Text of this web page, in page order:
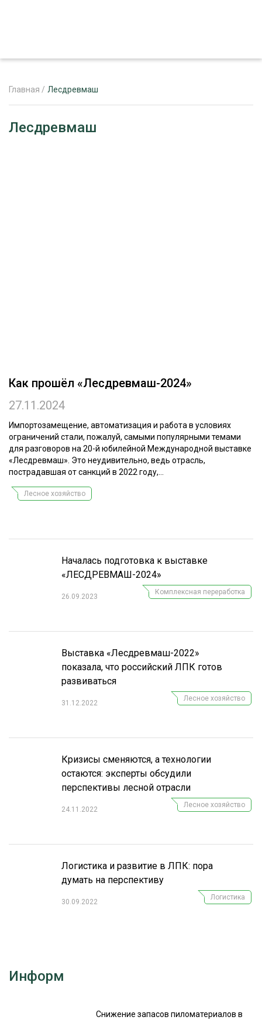
ЖУРНАЛ «ЛЕСНОЙ КОМПЛЕКС»
ПРОИЗВОДСТВО ДРЕВЕСНЫХ ПЛИТ
ЦБП
КОМПЛЕКСНАЯ ПЕРЕРАБОТКА
ЛЕСОПИЛЕНИЕ
ДЕРЕВЯННОЕ ДОМОСТРОЕНИЕ
БЕЗОПАСНОЕ ПРОИЗВОДСТВО
СУШКА ДРЕВЕСИНЫ
МЕБЕЛЬНОЕ ПРОИЗВОДСТВО
Главная / Лесдревмаш
Лесдревмаш
Как прошёл «Лесдревмаш-2024»
27.11.2024
Импортозамещение, автоматизация и работа в условиях
ограничений стали, пожалуй, самыми популярными темами
для разговоров на 20-й юбилейной Международной выставке
«Лесдревмаш». Это неудивительно, ведь отрасль,
пострадавшая от санкций в 2022 году,...
Лесное хозяйство
Началась подготовка к выставке
«ЛЕСДРЕВМАШ-​2024»
26.09.2023
Комплексная переработка
Выставка «Лесдревмаш-2022»
показала, что российский ЛПК готов
развиваться
31.12.2022
Лесное хозяйство
Кризисы сменяются, а технологии
остаются: эксперты обсудили
перспективы лесной отрасли
24.11.2022
Лесное хозяйство
Логистика и развитие в ЛПК: пора
думать на перспективу
30.09.2022
Логистика
Информ
Снижение запасов пиломатериалов в